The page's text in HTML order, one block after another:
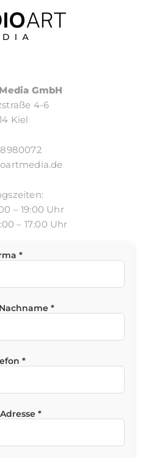
GmbH
4-6
Kiel
– 19:00 Uhr
– 17:00 Uhr
*
*
*
*